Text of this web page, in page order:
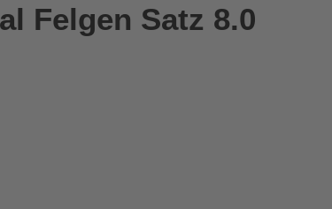
Felgen Satz 8.0